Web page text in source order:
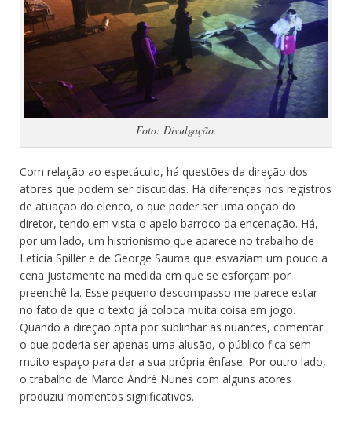
Foto: Divulgação.
Com relação ao espetáculo, há questões da direção dos
atores que podem ser discutidas. Há diferenças nos registros
de atuação do elenco, o que poder ser uma opção do
diretor, tendo em vista o apelo barroco da encenação. Há,
por um lado, um histrionismo que aparece no trabalho de
Letícia Spiller e de George Sauma que esvaziam um pouco a
cena justamente na medida em que se esforçam por
preenchê-la. Esse pequeno descompasso me parece estar
no fato de que o texto já coloca muita coisa em jogo.
Quando a direção opta por sublinhar as nuances, comentar
o que poderia ser apenas uma alusão, o público fica sem
muito espaço para dar a sua própria ênfase. Por outro lado,
o trabalho de Marco André Nunes com alguns atores
produziu momentos significativos.